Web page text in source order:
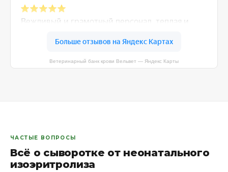
Ветеринарный банк крови Вельвет — Яндекс Карты
ЧАСТЫЕ ВОПРОСЫ
Всё о сыворотке от неонатального
изоэритролиза